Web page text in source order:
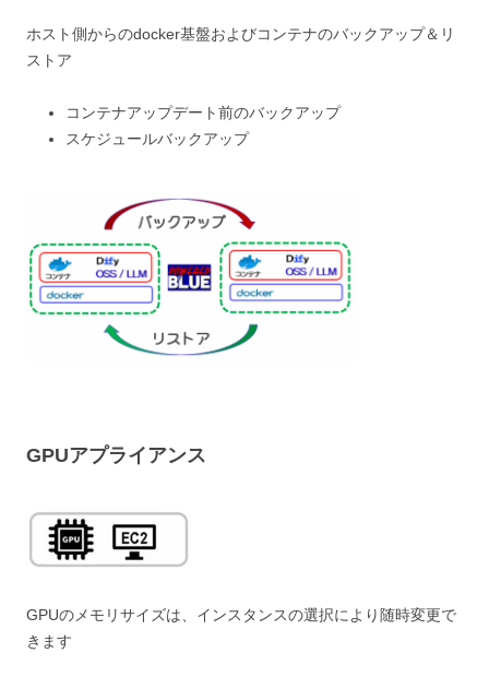
ホスト側からのdocker基盤およびコンテナのバックアップ＆リ
ストア
コンテナアップデート前のバックアップ
スケジュールバックアップ
GPUアプライアンス
GPUのメモリサイズは、インスタンスの選択により随時変更で
きます